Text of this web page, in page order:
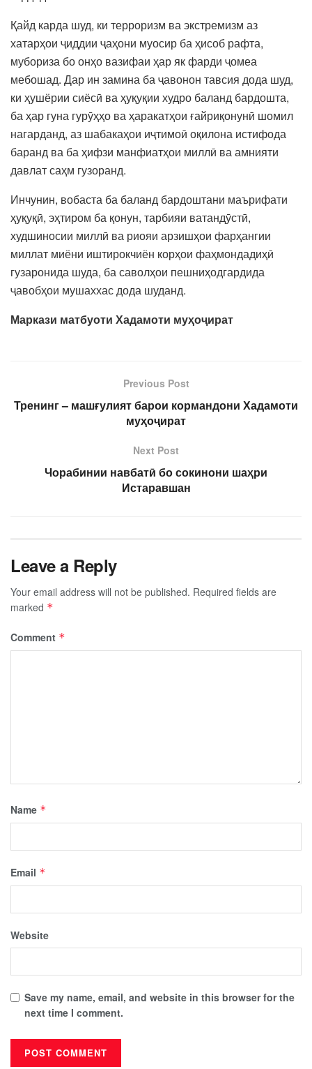
Қайд карда шуд, ки терроризм ва экстремизм аз
хатарҳои ҷиддии ҷаҳони муосир ба ҳисоб рафта,
мубориза бо онҳо вазифаи ҳар як фарди ҷомеа
мебошад. Дар ин замина ба ҷавонон тавсия дода шуд,
ки ҳушёрии сиёсӣ ва ҳуқуқии худро баланд бардошта,
ба ҳар гуна гурӯҳҳо ва ҳаракатҳои ғайриқонунӣ шомил
нагарданд, аз шабакаҳои иҷтимоӣ оқилона истифода
баранд ва ба ҳифзи манфиатҳои миллӣ ва амнияти
давлат саҳм гузоранд.
Инчунин, вобаста ба баланд бардоштани маърифати
ҳуқуқӣ, эҳтиром ба қонун, тарбияи ватандӯстӣ,
худшиносии миллӣ ва риояи арзишҳои фарҳангии
миллат миёни иштирокчиён корҳои фаҳмондадиҳӣ
гузаронида шуда, ба саволҳои пешниҳодгардида
ҷавобҳои мушаххас дода шуданд.
Маркази матбуоти Хадамоти муҳоҷират
Previous Post
Тренинг – машғулият барои кормандони Хадамоти
муҳоҷират
Next Post
Чорабинии навбатӣ бо сокинони шаҳри
Истаравшан
Leave a Reply
Your email address will not be published. Required fields are
marked *
Comment *
Name *
Email *
Website
Save my name, email, and website in this browser for the
next time I comment.